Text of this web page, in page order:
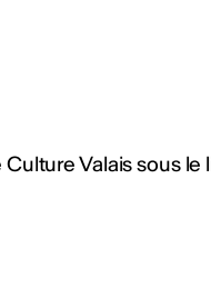
Valais sous le